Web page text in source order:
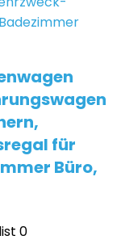
für
Büro,
0